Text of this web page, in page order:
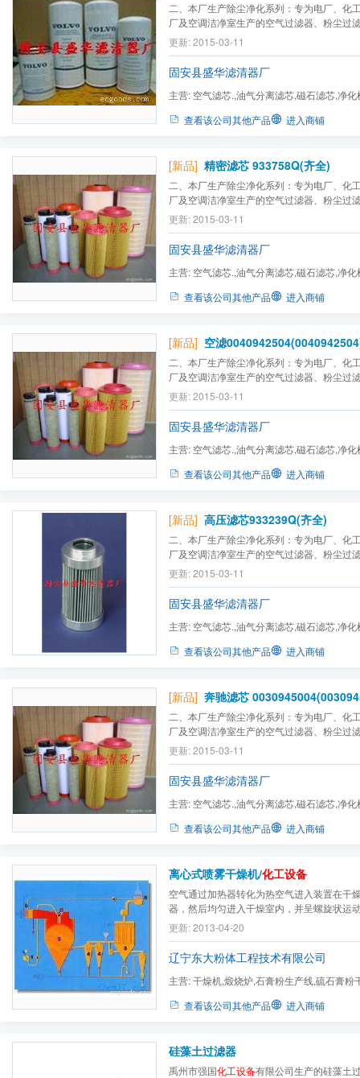
二、本厂生产除尘净化系列：专为电厂、化
厂及空调洁净室生产的空气过滤器、粉尘过
滤芯、方盘式粉尘滤芯、机油过滤器、液压
螺杆式粉尘滤芯、
轮机的空气过滤器、汽轮机组滤芯、各种除
更新: 2015-03-11
固安县盛华滤清器厂
主营: 空气滤芯.,油气分离滤芯,磁石滤芯,净
查看该公司其他产品 进入商铺
[新品] 精密滤芯 933758Q(齐全)
二、本厂生产除尘净化系列：专为电厂、化
厂及空调洁净室生产的空气过滤器、粉尘过
滤芯、方盘式粉尘滤芯、机油过滤器、液压
螺杆式粉尘滤芯、
轮机的空气过滤器、汽轮机组滤芯、各种除
更新: 2015-03-11
固安县盛华滤清器厂
主营: 空气滤芯.,油气分离滤芯,磁石滤芯,净
查看该公司其他产品 进入商铺
[新品] 空滤
二、本厂生产除尘净化系列：专为电厂、化
厂及空调洁净室生产的空气过滤器、粉尘过
滤芯、方盘式粉尘滤芯、机油过滤器、液压
螺杆式粉尘滤芯、
轮机的空气过滤器、汽轮机组滤芯、各种除
更新: 2015-03-11
固安县盛华滤清器厂
主营: 空气滤芯.,油气分离滤芯,磁石滤芯,净
查看该公司其他产品 进入商铺
[新品] 高压滤芯933239Q(齐全)
二、本厂生产除尘净化系列：专为电厂、化
厂及空调洁净室生产的空气过滤器、粉尘过
滤芯、方盘式粉尘滤芯、机油过滤器、液压
螺杆式粉尘滤芯、
轮机的空气过滤器、汽轮机组滤芯、各种除
更新: 2015-03-11
固安县盛华滤清器厂
主营: 空气滤芯.,油气分离滤芯,磁石滤芯,净
查看该公司其他产品 进入商铺
[新品] 奔驰滤芯
二、本厂生产除尘净化系列：专为电厂、化
厂及空调洁净室生产的空气过滤器、粉尘过
滤芯、方盘式粉尘滤芯、机油过滤器、液压
螺杆式粉尘滤芯、
轮机的空气过滤器、汽轮机组滤芯、各种除
更新: 2015-03-11
固安县盛华滤清器厂
主营: 空气滤芯.,油气分离滤芯,磁石滤芯,净
查看该公司其他产品 进入商铺
离心式喷雾干燥机/化工设备
空气通过加热器转化为热空气进入装置在干
器，然后均匀进入干燥室内，并呈螺旋状运
至室顶的高速离心雾化器，喷成极小的雾状
接触，水份迅速蒸发，瞬间干燥成为成品。
规模生产要求。 技术特点：具有转速高、雾
更新: 2013-04-20
辽宁东大粉体工程技术有限公司
主营:干燥机,煅烧炉,石膏粉生产线,硫石膏粉
查看该公司其他产品 进入商铺
硅藻土过滤器
禹州市强国化工设备有限公司生产的硅藻土